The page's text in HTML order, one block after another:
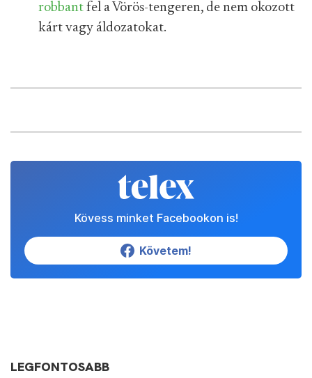
robbant fel a Vörös-tengeren, de nem okozott
kárt vagy áldozatokat.
Kövess minket Facebookon is!
Követem!
LEGFONTOSABB